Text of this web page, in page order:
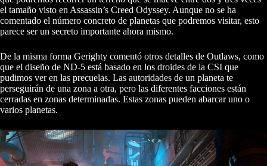
el tamaño visto en Assassin’s Creed Odyssey. Aunque no se ha
comentado el número concreto de planetas que podremos visitar, esto
parece ser un secreto importante ahora mismo.
De la misma forma Gerighty comentó otros detalles de Outlaws, como
que el diseño de ND-5 está basado en los droides de la CSI que
pudimos ver en las precuelas. Las autoridades de un planeta te
perseguirán de una zona a otra, pero las diferentes facciones están
cerradas en zonas determinadas. Estas zonas pueden abarcar uno o
varios planetas.